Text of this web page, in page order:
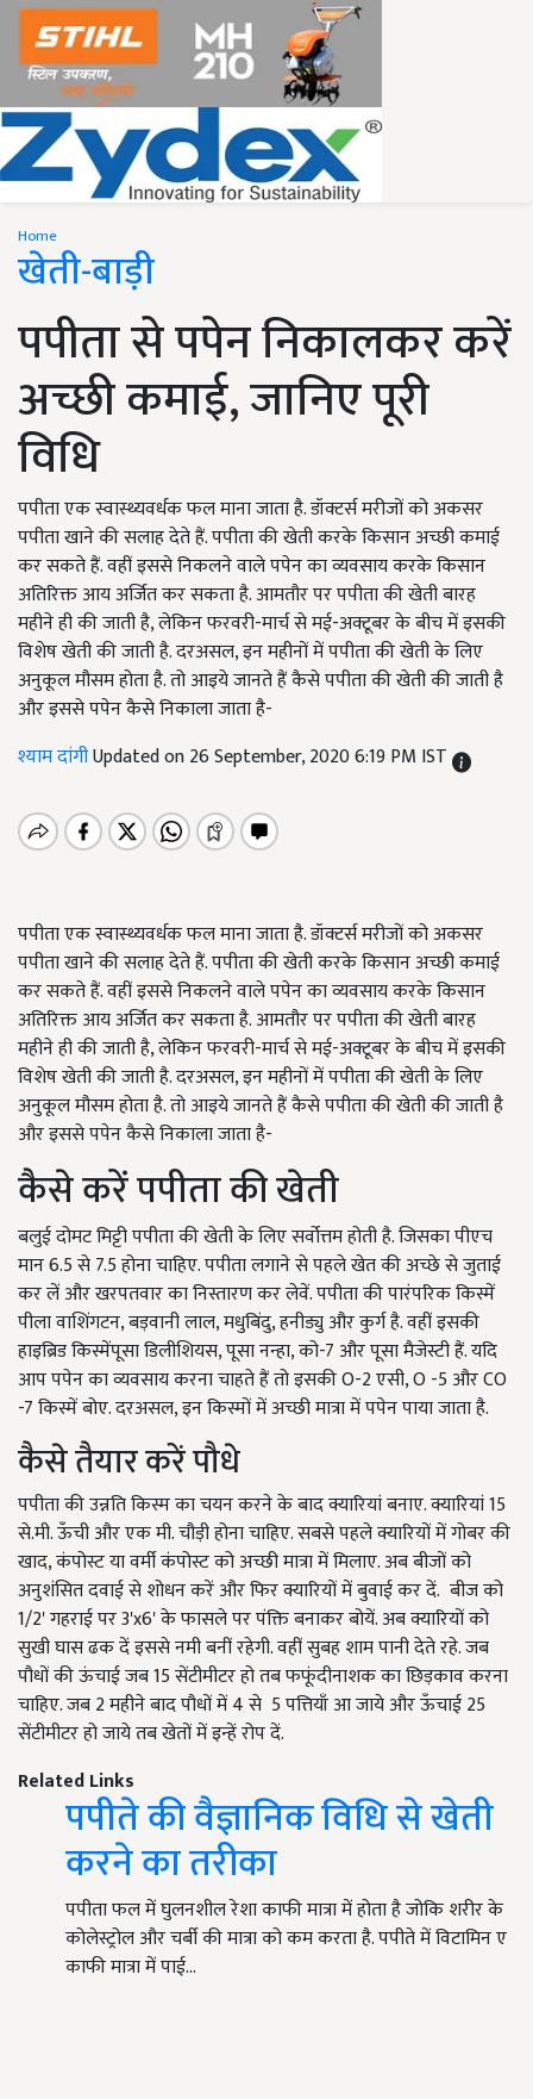
Home
खेती-बाड़ी
पपीता से पपेन निकालकर करें
अच्छी कमाई, जानिए पूरी
विधि
पपीता एक स्वास्थ्यवर्धक फल माना जाता है. डॉक्टर्स मरीजों को अकसर
पपीता खाने की सलाह देते हैं. पपीता की खेती करके किसान अच्छी कमाई
कर सकते हैं. वहीं इससे निकलने वाले पपेन का व्यवसाय करके किसान
अतिरिक्त आय अर्जित कर सकता है. आमतौर पर पपीता की खेती बारह
महीने ही की जाती है, लेकिन फरवरी-मार्च से मई-अक्टूबर के बीच में इसकी
विशेष खेती की जाती है. दरअसल, इन महीनों में पपीता की खेती के लिए
अनुकूल मौसम होता है. तो आइये जानते हैं कैसे पपीता की खेती की जाती है
और इससे पपेन कैसे निकाला जाता है-
श्याम दांगीUpdated on 26 September, 2020 6:19 PM IST
पपीता एक स्वास्थ्यवर्धक फल माना जाता है. डॉक्टर्स मरीजों को अकसर
पपीता खाने की सलाह देते हैं. पपीता की खेती करके किसान अच्छी कमाई
कर सकते हैं. वहीं इससे निकलने वाले पपेन का व्यवसाय करके किसान
अतिरिक्त आय अर्जित कर सकता है. आमतौर पर पपीता की खेती बारह
महीने ही की जाती है, लेकिन फरवरी-मार्च से मई-अक्टूबर के बीच में इसकी
विशेष खेती की जाती है. दरअसल, इन महीनों में पपीता की खेती के लिए
अनुकूल मौसम होता है. तो आइये जानते हैं कैसे पपीता की खेती की जाती है
और इससे पपेन कैसे निकाला जाता है-
कैसे करें पपीता की खेती
बलुई दोमट मिट्टी पपीता की खेती के लिए सर्वोत्तम होती है. जिसका पीएच
मान 6.5 से 7.5 होना चाहिए. पपीता लगाने से पहले खेत की अच्छे से जुताई
कर लें और खरपतवार का निस्तारण कर लेवें. पपीता की पारंपरिक किस्में
पीला वाशिंगटन, बड़वानी लाल, मधुबिंदु, हनीड्यु और कुर्ग है. वहीं इसकी
हाइब्रिड किस्मेंपूसा डिलीशियस, पूसा नन्हा, को-7 और पूसा मैजेस्टी हैं. यदि
आप पपेन का व्यवसाय करना चाहते हैं तो इसकी O-2 एसी, O -5 और CO
-7 किस्में बोए. दरअसल, इन किस्मों में अच्छी मात्रा में पपेन पाया जाता है.
कैसे तैयार करें पौधे
पपीता की उन्नति किस्म का चयन करने के बाद क्यारियां बनाए. क्यारियां 15
से.मी. ऊँची और एक मी. चौड़ी होना चाहिए. सबसे पहले क्यारियों में गोबर की
खाद, कंपोस्ट या वर्मी कंपोस्ट को अच्छी मात्रा में मिलाए. अब बीजों को
अनुशंसित दवाई से शोधन करें और फिर क्यारियों में बुवाई कर दें. बीज को
1/2' गहराई पर 3'x6' के फासले पर पंक्ति बनाकर बोयें. अब क्यारियों को
सुखी घास ढक दें इससे नमी बनीं रहेगी. वहीं सुबह शाम पानी देते रहे. जब
पौधों की ऊंचाई जब 15 सेंटीमीटर हो तब फफूंदीनाशक का छिड़काव करना
चाहिए. जब 2 महीने बाद पौधों में 4 से 5 पत्तियाँ आ जाये और ऊँचाई 25
सेंटीमीटर हो जाये तब खेतों में इन्हें रोप दें.
Related Links
पपीते की वैज्ञानिक विधि से खेती
करने का तरीका
पपीता फल में घुलनशील रेशा काफी मात्रा में होता है जोकि शरीर के
कोलेस्ट्रोल और चर्बी की मात्रा को कम करता है. पपीते में विटामिन ए
काफी मात्रा में पाई…